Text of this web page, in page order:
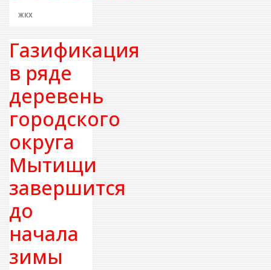
ЖКХ
Газификация
в ряде
деревень
городского
округа
Мытищи
завершится
до
начала
зимы